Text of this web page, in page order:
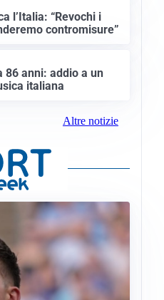
l’Italia: “Revochi i
contromisure”
86 anni: addio a un
italiana
Altre notizie